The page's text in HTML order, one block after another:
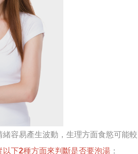
容易產生波動，生理方面食慾可能較
下2種方面來判斷是否要泡湯：